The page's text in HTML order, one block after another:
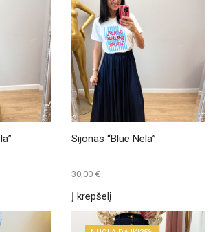
on
the
product
page
Sijonas “Blue Nela”
30,00 €
Į krepšelį